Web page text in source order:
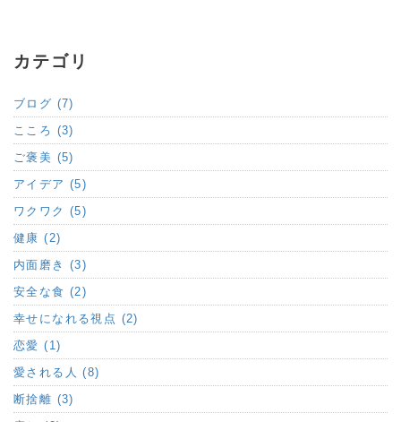
カテゴリ
ブログ (7)
こころ (3)
ご褒美 (5)
アイデア (5)
ワクワク (5)
健康 (2)
内面磨き (3)
安全な食 (2)
幸せになれる視点 (2)
恋愛 (1)
愛される人 (8)
断捨離 (3)